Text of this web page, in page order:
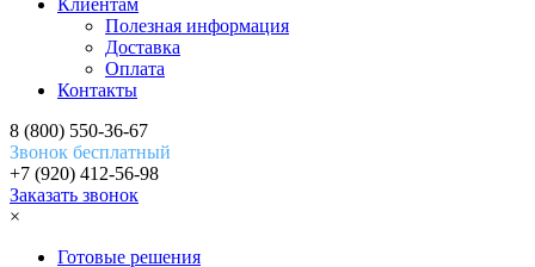
Клиентам
Полезная информация
Доставка
Оплата
Контакты
8 (800) 550-36-67
Звонок бесплатный
+7 (920) 412-56-98
Заказать звонок
×
Готовые решения